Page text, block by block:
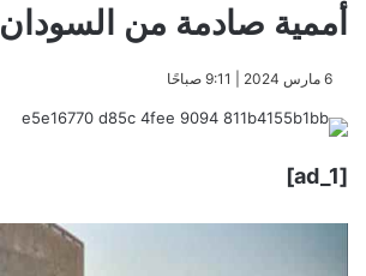
أممية صادمة من السودان
​6 مارس 2024 | 9:11 صباحًا
[ad_1]